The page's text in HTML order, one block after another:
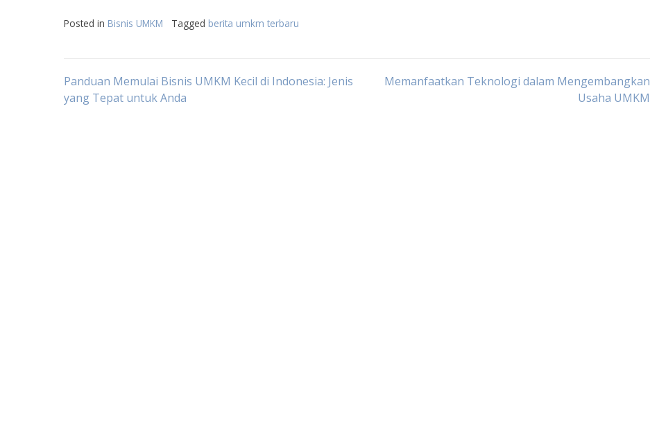
Posted in Bisnis UMKM Tagged berita umkm terbaru
Post
Panduan Memulai Bisnis UMKM Kecil di Indonesia: Jenis
yang Tepat untuk Anda
Memanfaatkan Teknologi dalam Mengembangkan
Usaha UMKM